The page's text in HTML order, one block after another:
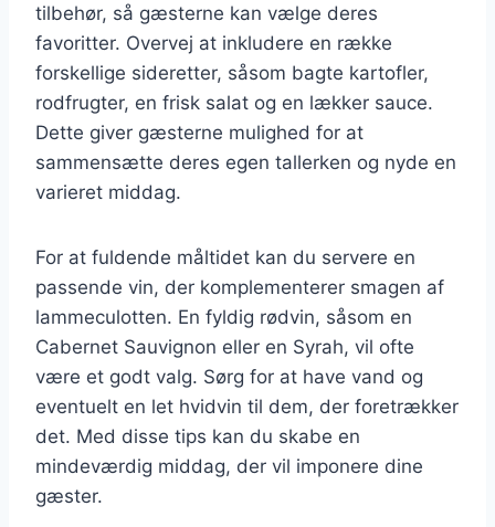
tilbehør, så gæsterne kan vælge deres
favoritter. Overvej at inkludere en række
forskellige sideretter, såsom bagte kartofler,
rodfrugter, en frisk salat og en lækker sauce.
Dette giver gæsterne mulighed for at
sammensætte deres egen tallerken og nyde en
varieret middag.
For at fuldende måltidet kan du servere en
passende vin, der komplementerer smagen af
lammeculotten. En fyldig rødvin, såsom en
Cabernet Sauvignon eller en Syrah, vil ofte
være et godt valg. Sørg for at have vand og
eventuelt en let hvidvin til dem, der foretrækker
det. Med disse tips kan du skabe en
mindeværdig middag, der vil imponere dine
gæster.